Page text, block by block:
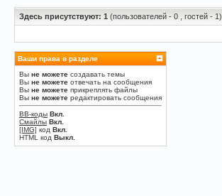
Здесь присутствуют: 1 (пользователей - 0 , гостей - 1)
Ваши права в разделе
Вы не можете создавать темы
Вы не можете отвечать на сообщения
Вы не можете прикреплять файлы
Вы не можете редактировать сообщения
BB-коды Вкл.
Смайлы Вкл.
[IMG] код Вкл.
HTML код Выкл.